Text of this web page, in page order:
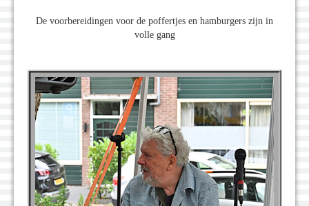
De voorbereidingen voor de poffertjes en hamburgers zijn in
volle gang